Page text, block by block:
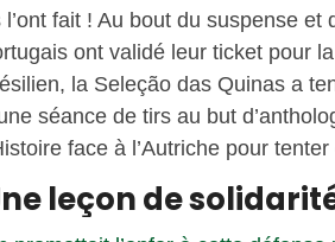
l’ont fait ! Au bout du suspense
ont validé leur ticket pour
la Seleção das Quinas a
séance de tirs au but
face à l’Autriche pour
leçon de